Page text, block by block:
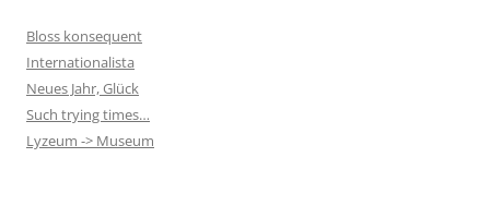
Bloss konsequent
Internationalista
Neues Jahr, Glück
Such trying times…
Lyzeum -> Museum